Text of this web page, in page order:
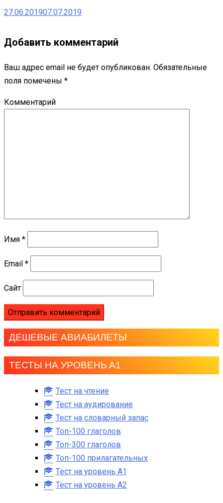
27.06.201907.07.2019
Добавить комментарий
Ваш адрес email не будет опубликован. Обязательные
поля помечены *
Комментарий
Имя *
Email *
Сайт
ДЕШЕВЫЕ АВИАБИЛЕТЫ
ТЕСТЫ НА УРОВЕНЬ А1
Тест на чтение
Тест на аудирование
Тест на словарный запас
Топ-100 глаголов
Топ-300 глаголов
Топ-100 прилагательных
Тест на уровень A1
Тест на уровень A2